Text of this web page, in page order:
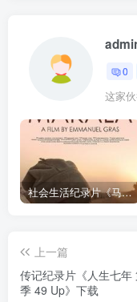
0
这家
社会生活纪录片《马加拉 Makala》下载
上一篇
传记纪录片《人生七年
季 49 Up》下载